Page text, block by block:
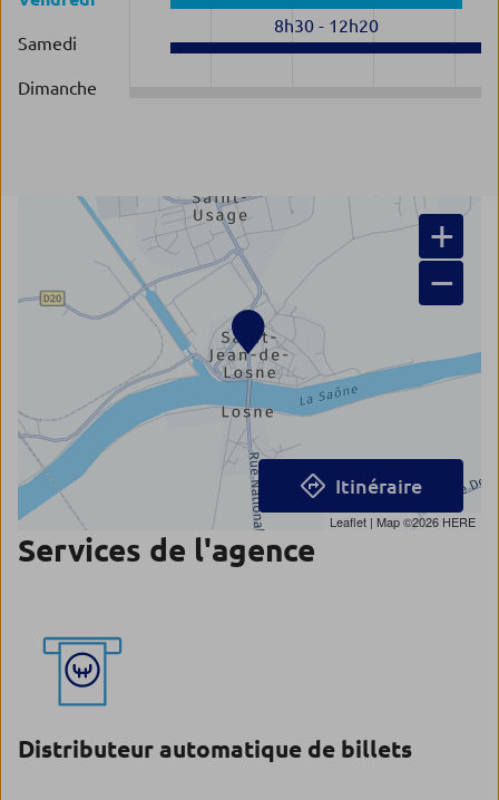
Samedi
8h30- 12h20
Dimanche
+
−
Leaflet | Map ©2026 HERE
Itinéraire
Services de l'agence
Distributeur automatique de billets